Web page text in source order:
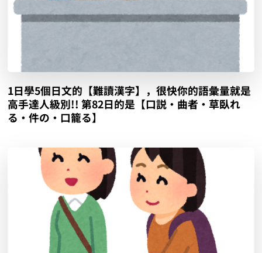
1日學5個日文的【難讀漢字】，很快你的語彙量就是
高手達人級別!! 第82日的是【口説‧曲者‧草臥れ
る‧件の‧口籠る】